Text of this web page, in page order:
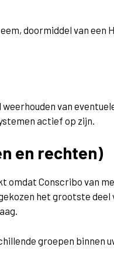
doormiddel van een
van
actief op zijn.
en rechten)
omdat Conscribo van
het grootste deel
groepen binnen